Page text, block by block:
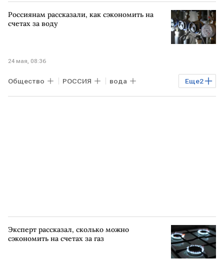
Россиянам рассказали, как сэкономить на
счетах за воду
24 мая, 08:36
Еще2
Общество РОССИЯ вода
коммунальные услуги ЖКХ
Эксперт рассказал, сколько можно
сэкономить на счетах за газ